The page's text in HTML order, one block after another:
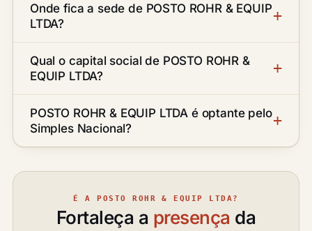
Onde fica a sede de POSTO ROHR & EQUIP
LTDA?
Qual o capital social de POSTO ROHR &
EQUIP LTDA?
POSTO ROHR & EQUIP LTDA é optante pelo
Simples Nacional?
É A POSTO ROHR & EQUIP LTDA?
Fortaleça a presença da